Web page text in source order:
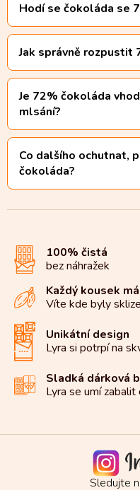
Hodí se čokoláda se
Jak správně rozpustit
Je 72% čokoláda
mlsání?
Co dalšího ochutnat,
čokoláda?
100% čistá
bez náhražek
Každý kousek
Víte kde byly
Unikátní design
Lyra si potrpí na
Sladká dárková
Lyra se umí zabalit
Sledujte